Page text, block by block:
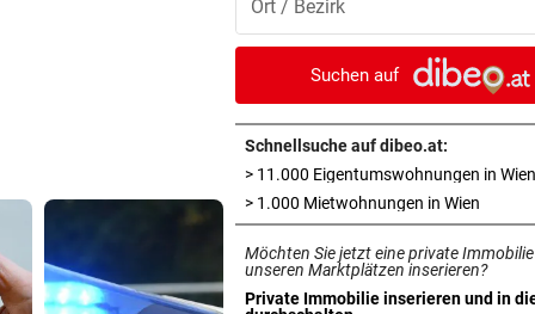
10-Tore-Spektakel
AUCH STEIRER SIEGEN vor
4:1! Austria Salzburg lässt
keine Chance
LOKALAUGENSCHEIN vor
„Gletscherspalten und Steine
das ist gefährlich“
Suchen auf
Schnellsuche auf dibeo.at:
> 11.000 Eigentumswohnungen in Wien
> 1.000 Mietwohnungen in Wien
Möchten Sie jetzt eine private
unseren Marktplätzen inserieren?
Private Immobilie inserieren und in